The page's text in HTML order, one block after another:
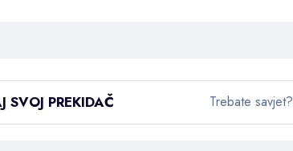
SVOJ PREKIDAČ Trebate savjet?